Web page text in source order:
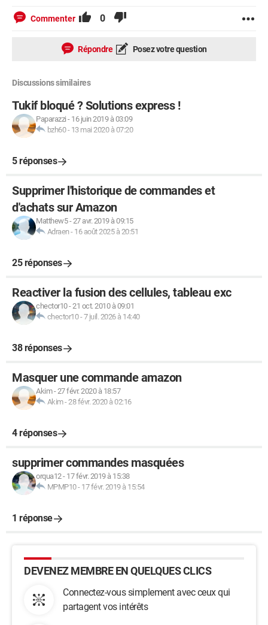
Commenter 0
Répondre Posez votre question
Discussions similaires
Tukif bloqué ? Solutions express !
Paparazzi - 16 juin 2019 à 03:09
bzh60- 13 mai 2020 à 07:20
5 réponses
Supprimer l'historique de commandes et
d'achats sur Amazon
Matthew5-27 avr. 2019 à 09:15
Adraen- 16 août 2025 à 20:51
25 réponses
Reactiver la fusion des cellules, tableau exc
chector10-21 oct. 2010 à 09:01
chector10-7 juil. 2026 à 14:40
38 réponses
Masquer une commande amazon
Akim-27 févr. 2020 à 18:57
Akim-28 févr. 2020 à 02:16
4 réponses
supprimer commandes masquées
orqua12- 17 févr. 2019 à 15:38
MPMP10- 17 févr. 2019 à 15:54
1 réponse
DEVENEZ MEMBRE EN QUELQUES CLICS
Connectez-vous simplement avec ceux qui
partagent vos intérêts